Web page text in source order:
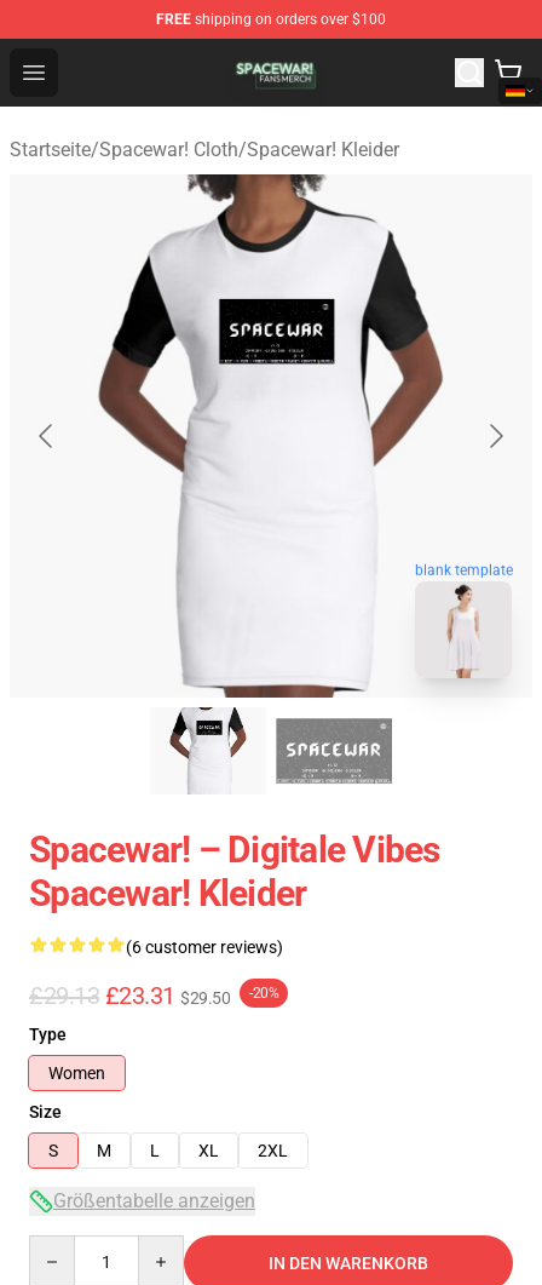
FREE shipping on orders over $100
Open menu
Spacewar! Shop - Official Spacewar! Merchandise Store
Startseite/Spacewar! Cloth/Spacewar! Kleider
blank template
Spacewar! – Digitale Vibes
Spacewar! Kleider
(6 customer reviews)
£29.13 £23.31 $29.50 -20%
Type
Women
Size
S
M L XL 2XL
Größentabelle anzeigen
IN DEN WARENKORB